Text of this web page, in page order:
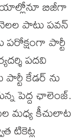
బిజీగా
పాటు పవన్
పార్టీ
పదవి
కేడర్ ను
పెద్ద ఛాలెంజ్.
మధ్య కీచులాట
టికెట్ల